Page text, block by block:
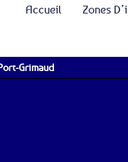
Accueil Zones
Grimaud